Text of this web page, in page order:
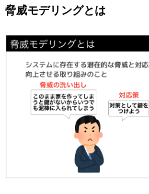
脅威モデリングとは